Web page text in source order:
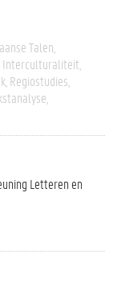
Talen
Interculturaliteit
Regiostudies
Letteren en